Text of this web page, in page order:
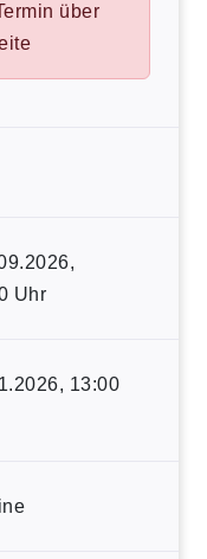
über
Uhr
13:00